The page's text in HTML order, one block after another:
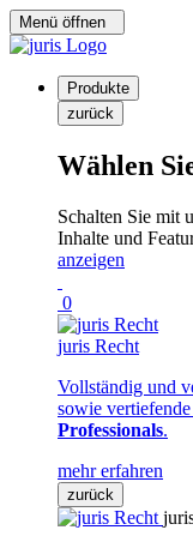
Menü öffnen
Produkte
zurück
Wählen
Schalten Sie mit
Inhalte und
anzeigen
0
juris Recht
Vollständig und
sowie
Professionals.
mehr erfahren
zurück